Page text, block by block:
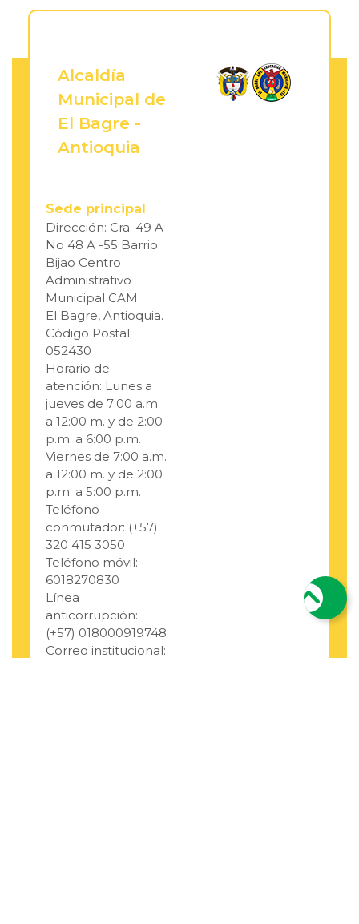
Alcaldía
Municipal de
El Bagre -
Antioquia
Sede principal
Dirección: Cra. 49 A
No 48 A -55 Barrio
Bijao Centro
Administrativo
Municipal CAM
El Bagre, Antioquia.
Código Postal:
052430
Horario de
atención: Lunes a
jueves de 7:00 a.m.
a 12:00 m. y de 2:00
p.m. a 6:00 p.m.
Viernes de 7:00 a.m.
a 12:00 m. y de 2:00
p.m. a 5:00 p.m.
Teléfono
conmutador: (+57)
320 415 3050
Teléfono móvil:
6018270830
Línea
anticorrupción:
(+57) 018000919748
Correo institucional: